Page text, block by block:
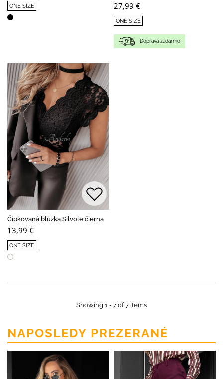
ONE SIZE 27,99 €
ONE SIZE
Doprava zadarmo
Čipkovaná blúzka Silvole čierna
13,99 €
ONE SIZE
Showing 1 - 7 of 7 items
NAPOSLEDY PREZERANÉ